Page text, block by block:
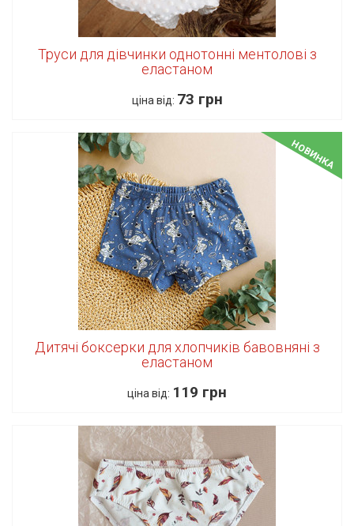
Труси для дівчинки однотонні ментолові з
еластаном
ціна від: 73 грн
НОВИНКА
Дитячі боксерки для хлопчиків бавовняні з
еластаном
ціна від: 119 грн